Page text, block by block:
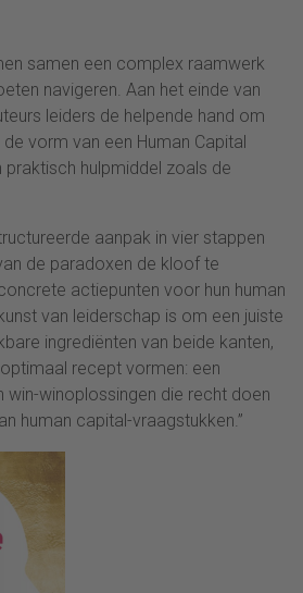
samen een complex raamwerk
navigeren. Aan het einde van
leiders de helpende hand om
vorm van een Human Capital
praktisch hulpmiddel zoals de
aanpak in vier stappen
de paradoxen de kloof te
actiepunten voor hun human
van leiderschap is om een juiste
ingrediënten van beide kanten,
recept vormen: een
win-winoplossingen die recht doen
human capital-vraagstukken.”